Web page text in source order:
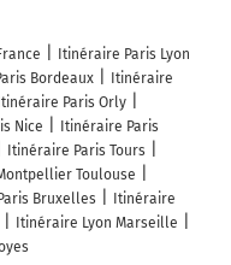
Itinéraire Paris Lyon
Bordeaux
Itinéraire
Itinéraire Paris Orly
Nice
Itinéraire Paris
Itinéraire Paris Tours
Toulouse
Bruxelles
Itinéraire
Itinéraire Lyon Marseille